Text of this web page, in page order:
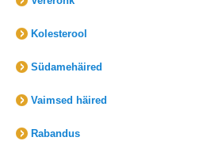
Kolesterool
Südamehäired
Vaimsed häired
Rabandus